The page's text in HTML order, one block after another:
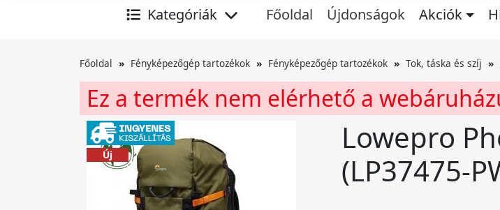
Kategóriák Főoldal Újdonságok Akciók
Főoldal Fényképezőgép tartozékok Fényképezőgép tartozékok Tok, táska és szíj
Ez a termék nem elérhető a
Új
Lowepro
(LP37475-